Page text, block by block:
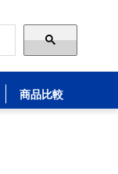
商品比較